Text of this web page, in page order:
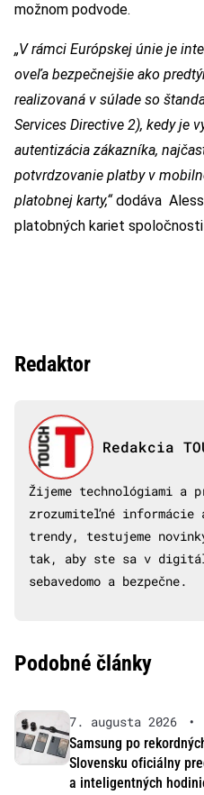
možnom podvode.
„V rámci Európskej únie je
oveľa bezpečnejšie ako
realizovaná v súlade so
Services Directive 2), kedy je
autentizácia zákazníka,
potvrdzovanie platby v
platobnej karty,“ dodáva
platobných kariet
Redaktor
Redakcia
Žijeme technológiami a
zrozumiteľné informácie
trendy, testujeme
tak, aby ste sa v
sebavedomo a bezpečne.
Podobné články
7. augusta 2026 •
Samsung po
Slovensku oficiálny
a inteligentných